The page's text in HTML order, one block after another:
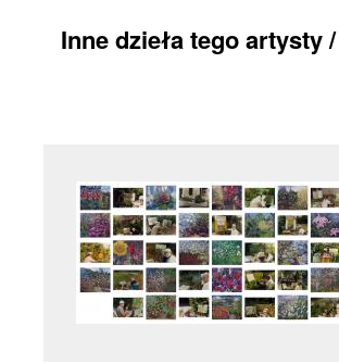
Inne dzieła tego artysty